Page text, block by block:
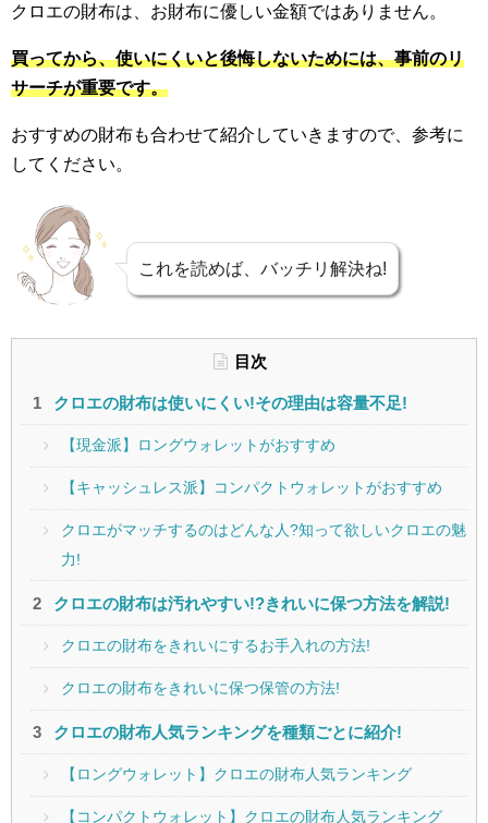
クロエの財布は、お財布に優しい金額ではありません。
買ってから、使いにくいと後悔しないためには、事前のリ
サーチが重要です。
おすすめの財布も合わせて紹介していきますので、参考に
してください。
これを読めば、バッチリ解決ね!
目次
クロエの財布は使いにくい!その理由は容量不足!
【現金派】ロングウォレットがおすすめ
【キャッシュレス派】コンパクトウォレットがおすすめ
クロエがマッチするのはどんな人?知って欲しいクロエの魅
力!
クロエの財布は汚れやすい!?きれいに保つ方法を解説!
クロエの財布をきれいにするお手入れの方法!
クロエの財布をきれいに保つ保管の方法!
クロエの財布人気ランキングを種類ごとに紹介!
【ロングウォレット】クロエの財布人気ランキング
【コンパクトウォレット】クロエの財布人気ランキング